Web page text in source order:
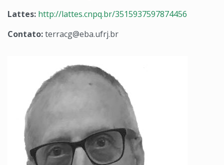
Lattes: http://lattes.cnpq.br/3515937597874456
Contato:terracg@eba.ufrj.br